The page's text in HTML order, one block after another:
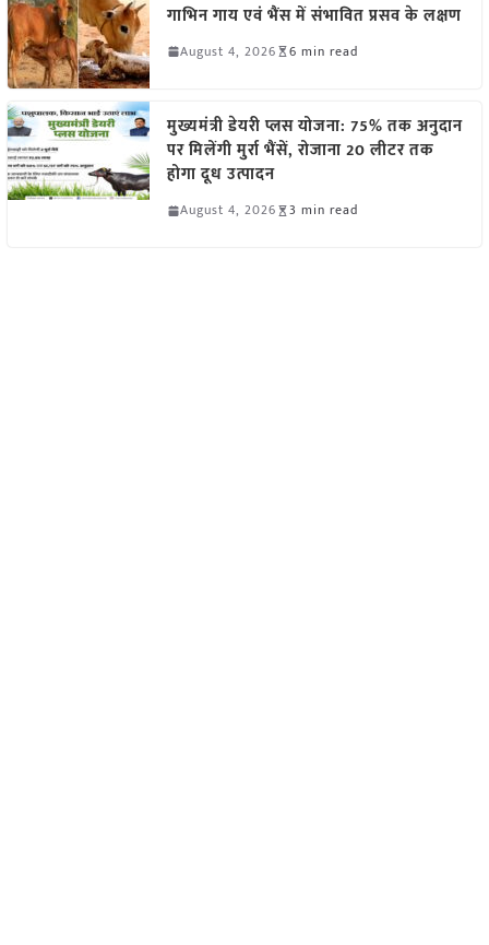
गाभिन गाय एवं भैंस में संभावित प्रसव के लक्षण
August 4, 2026 6 min read
मुख्यमंत्री डेयरी प्लस योजना: 75% तक अनुदान
पर मिलेंगी मुर्रा भैंसें, रोजाना 20 लीटर तक
होगा दूध उत्पादन
August 4, 2026 3 min read